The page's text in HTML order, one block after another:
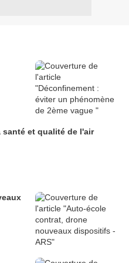
santé et qualité de l'air